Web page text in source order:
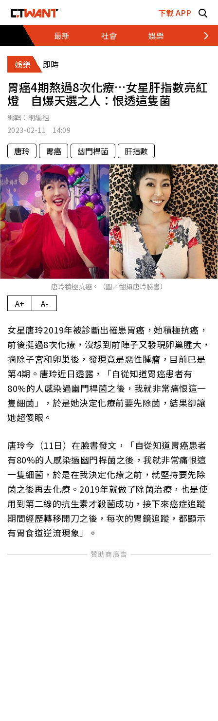
下載 APP
最新
社會 娛樂 財經
娛樂 即時
胃癌4期熬過8次化療…女星肝指數亮紅
燈 自爆天選之人：恨透這隻菌
編輯： 網編組
2023-02-11 14:09
唐玲 胃癌 幽門桿菌 肝指數
唐玲積極抗癌。（圖／翻攝唐玲臉書）
A+ A-
女星唐玲2019年被診斷出罹患胃癌，她積極抗癌，
前後挺過8次化療，沒想到前陣子又發現卵巢腫大，
摘除子宮和卵巢後，發現竟是惡性腫瘤，目前已是
第4期。唐玲近日透露，「自從知道胃癌患者有
80%的人感染過幽門桿菌之後，我就非常痛恨這一
隻細菌」，於是她決定化療前要先除菌，結果卻讓
她超傻眼。
唐玲今（11日）在臉書發文，「自從知道胃癌患者
有80%的人感染過幽門桿菌之後，我就非常痛恨這
一隻細菌，於是在我決定化療之前，就堅持要先除
菌之後再去化療。2019年就做了除菌治療，也是使
用到第二線的抗生素才殺菌成功，接下來癌症追蹤
期間經歷轉移開刀之後，每次的胃鏡追蹤，都顯示
有胃食道逆流現象」。